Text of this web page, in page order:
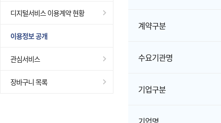
디지털서비스 이용계약 현황
이용정보 공개
관심서비스
장바구니 목록
계약구분
수요기관명
기업구분